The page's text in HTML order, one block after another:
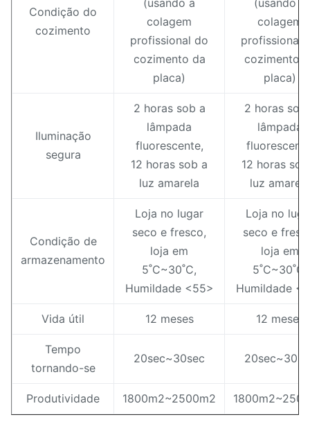
Condição do
cozimento
(usando a
colagem
profissional do
cozimento da
placa)
(usando a
colagem
profissional
cozimento
placa)
Iluminação
segura
2 horas sob a
lâmpada
fluorescente,
12 horas sob a
luz amarela
2 horas sob
lâmpada
12 horas
luz amarela
Condição de
armazenamento
Loja no lugar
seco e fresco,
loja em
5˚C~30˚C,
Humildade <55>
Loja no
seco e
loja em
5˚C~30˚C,
Humildade
Vida útil 12 meses 12 meses
Tempo
tornando-se
20sec~30sec
Produtividade 1800m2~2500m2